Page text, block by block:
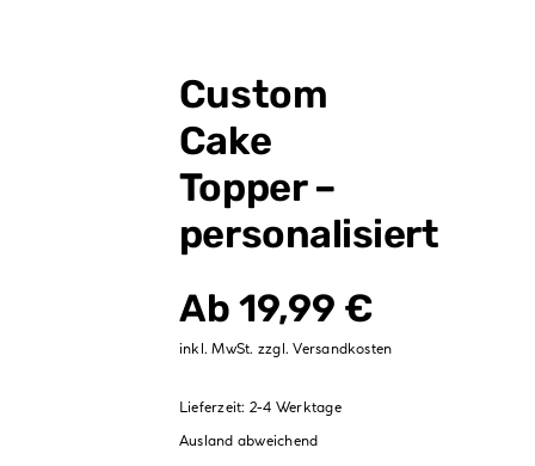
PartydekorationCustom
Cake
Topper –
personalisiert
Ab 19,99 €
inkl. MwSt. zzgl.Versandkosten
Lieferzeit: 2-4 Werktage
Ausland abweichend